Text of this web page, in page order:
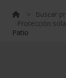
> Buscar
Protección
Patio